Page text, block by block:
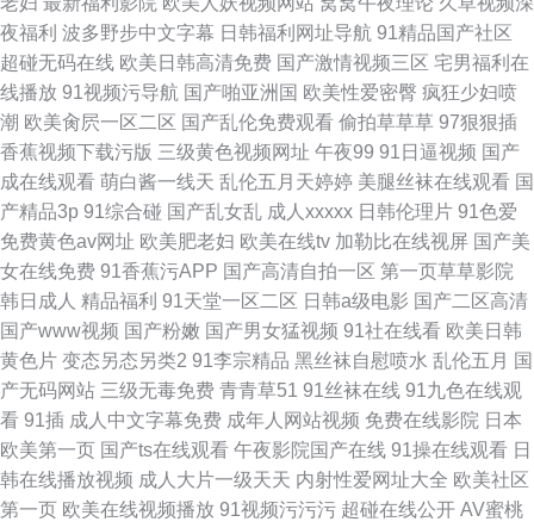
夜福利 波多野步中文字幕 日韩福利网址导航 91精品国产社区
超碰无码在线 欧美日韩高清免费 国产激情视频三区 宅男福利在
线播放 91视频污导航 国产啪亚洲国 欧美性爱密臀 疯狂少妇喷
潮 欧美肏屄一区二区 国产乱伦免费观看 偷拍草草草 97狠狠插
香蕉视频下载污版 三级黄色视频网址 午夜99 91日逼视频 国产
成在线观看 萌白酱一线天 乱伦五月天婷婷 美腿丝袜在线观看 国
产精品3p 91综合碰 国产乱女乱 成人xxxxx 日韩伦理片 91色爱
免费黄色av网址 欧美肥老妇 欧美在线tv 加勒比在线视屏 国产美
女在线免费 91香蕉污APP 国产高清自拍一区 第一页草草影院
韩日成人 精品福利 91天堂一区二区 日韩a级电影 国产二区高清
国产www视频 国产粉嫩 国产男女猛视频 91社在线看 欧美日韩
黄色片 变态另态另类2 91李宗精品 黑丝袜自慰喷水 乱伦五月 国
产无码网站 三级无毒免费 青青草51 91丝袜在线 91九色在线观
看 91插 成人中文字幕免费 成年人网站视频 免费在线影院 日本
欧美第一页 国产ts在线观看 午夜影院国产在线 91操在线观看 日
韩在线播放视频 成人大片一级天天 内射性爱网址大全 欧美社区
第一页 欧美在线视频播放 91视频污污污 超碰在线公开 AV蜜桃